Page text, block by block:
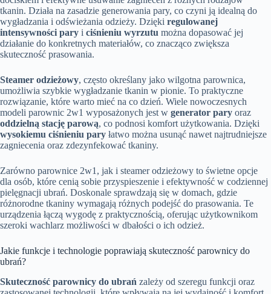
tkanin. Działa na zasadzie generowania pary, co czyni ją idealną do
wygładzania i odświeżania odzieży. Dzięki regulowanej
intensywności pary i ciśnieniu wyrzutu można dopasować jej
działanie do konkretnych materiałów, co znacząco zwiększa
skuteczność prasowania.
Steamer odzieżowy, często określany jako wilgotna parownica,
umożliwia szybkie wygładzanie tkanin w pionie. To praktyczne
rozwiązanie, które warto mieć na co dzień. Wiele nowoczesnych
modeli parownic 2w1 wyposażonych jest w generator pary oraz
oddzielną stację parową, co podnosi komfort użytkowania. Dzięki
wysokiemu ciśnieniu pary łatwo można usunąć nawet najtrudniejsze
zagniecenia oraz zdezynfekować tkaniny.
Zarówno parownice 2w1, jak i steamer odzieżowy to świetne opcje
dla osób, które cenią sobie przyspieszenie i efektywność w codziennej
pielęgnacji ubrań. Doskonale sprawdzają się w domach, gdzie
różnorodne tkaniny wymagają różnych podejść do prasowania. Te
urządzenia łączą wygodę z praktycznością, oferując użytkownikom
szeroki wachlarz możliwości w dbałości o ich odzież.
Jakie funkcje i technologie poprawiają skuteczność parownicy do
ubrań?
Skuteczność parownicy do ubrań zależy od szeregu funkcji oraz